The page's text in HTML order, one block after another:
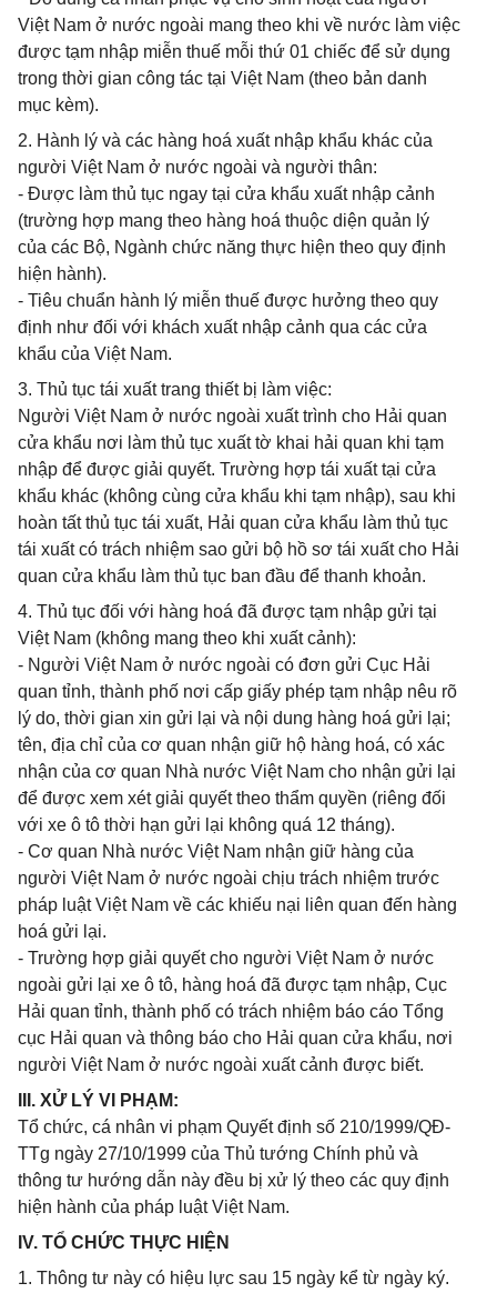
Việt Nam ở nước ngoài mang theo khi về nước làm việc
được tạm nhập miễn thuế mỗi thứ 01 chiếc để sử dụng
trong thời gian công tác tại Việt Nam (theo bản danh
mục kèm).
2. Hành lý và các hàng hoá xuất nhập khẩu khác của
người Việt Nam ở nước ngoài và người thân:
- Được làm thủ tục ngay tại cửa khẩu xuất nhập cảnh
(trường hợp mang theo hàng hoá thuộc diện quản lý
của các Bộ, Ngành chức năng thực hiện theo quy định
hiện hành).
- Tiêu chuẩn hành lý miễn thuế được hưởng theo quy
định như đối với khách xuất nhập cảnh qua các cửa
khẩu của Việt Nam.
3. Thủ tục tái xuất trang thiết bị làm việc:
Người Việt Nam ở nước ngoài xuất trình cho Hải quan
cửa khẩu nơi làm thủ tục xuất tờ khai hải quan khi tạm
nhập để được giải quyết. Trường hợp tái xuất tại cửa
khẩu khác (không cùng cửa khẩu khi tạm nhập), sau khi
hoàn tất thủ tục tái xuất, Hải quan cửa khẩu làm thủ tục
tái xuất có trách nhiệm sao gửi bộ hồ sơ tái xuất cho Hải
quan cửa khẩu làm thủ tục ban đầu để thanh khoản.
4. Thủ tục đối với hàng hoá đã được tạm nhập gửi tại
Việt Nam (không mang theo khi xuất cảnh):
- Người Việt Nam ở nước ngoài có đơn gửi Cục Hải
quan tỉnh, thành phố nơi cấp giấy phép tạm nhập nêu rõ
lý do, thời gian xin gửi lại và nội dung hàng hoá gửi lại;
tên, địa chỉ của cơ quan nhận giữ hộ hàng hoá, có xác
nhận của cơ quan Nhà nước Việt Nam cho nhận gửi lại
để được xem xét giải quyết theo thẩm quyền (riêng đối
với xe ô tô thời hạn gửi lại không quá 12 tháng).
- Cơ quan Nhà nước Việt Nam nhận giữ hàng của
người Việt Nam ở nước ngoài chịu trách nhiệm trước
pháp luật Việt Nam về các khiếu nại liên quan đến hàng
hoá gửi lại.
- Trường hợp giải quyết cho người Việt Nam ở nước
ngoài gửi lại xe ô tô, hàng hoá đã được tạm nhập, Cục
Hải quan tỉnh, thành phố có trách nhiệm báo cáo Tổng
cục Hải quan và thông báo cho Hải quan cửa khẩu, nơi
người Việt Nam ở nước ngoài xuất cảnh được biết.
III. XỬ LÝ VI PHẠM:
Tổ chức, cá nhân vi phạm Quyết định số 210/1999/QĐ-
TTg ngày 27/10/1999 của Thủ tướng Chính phủ và
thông tư hướng dẫn này đều bị xử lý theo các quy định
hiện hành của pháp luật Việt Nam.
IV. TỔ CHỨC THỰC HIỆN
1. Thông tư này có hiệu lực sau 15 ngày kể từ ngày ký.